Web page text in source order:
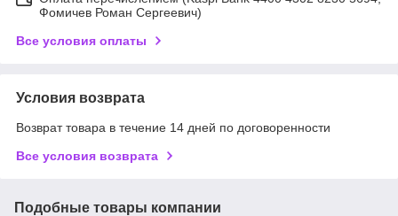
Фомичев Роман Сергеевич)
Все условия оплаты
Условия возврата
Возврат товара в течение 14 дней по договоренности
Все условия возврата
Подобные товары компании